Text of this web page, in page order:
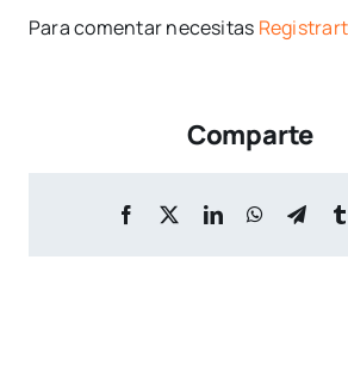
Para comentar necesitas
Comparte